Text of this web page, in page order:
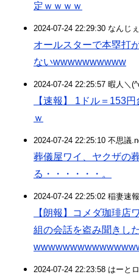
定ｗｗｗｗ
2024-07-24 22:29:30 なんじ
オールスターで本塁打
ないwwwwwwwwww
2024-07-24 22:25:57 暇人＼
【速報】 1ドル＝153
ｗ
2024-07-24 22:25:10 不思議
葬儀屋ワイ、ヤクザの
る・・・・・・。
2024-07-24 22:25:02 稲妻速報
【朗報】コメダ珈琲店
組の会話を盗み聞きし
2024-07-24 22:23:58 はーと